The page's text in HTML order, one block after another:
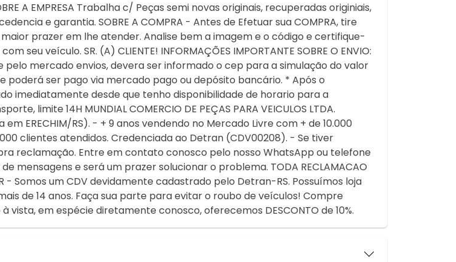
A EMPRESA Trabalha c/ Peças semi novas originais, recuperadas originiais,
e garantia. SOBRE A COMPRA - Antes de Efetuar sua COMPRA, tire
prazer em lhe atender. Analise bem a imagem e o código e certifique-
veículo. SR. (A) CLIENTE! INFORMAÇÕES IMPORTANTE SOBRE O ENVIO:
mercado envios, devera ser informado o cep para a simulação do valor
ser pago via mercado pago ou depósito bancário. * Após o
imediatamente desde que tenho disponibilidade de horario para a
limite 14H MUNDIAL COMERCIO DE PEÇAS PARA VEICULOS LTDA.
em ERECHIM/RS). - + 9 anos vendendo no Mercado Livre com + de 10.000
clientes atendidos. Credenciada ao Detran (CDV00208). - Se tiver
reclamação. Entre em contato conosco pelo nosso WhatsApp ou telefone
mensagens e será um prazer solucionar o problema. TODA RECLAMACAO
- Somos um CDV devidamente cadastrado pelo Detran-RS. Possuímos loja
de 14 anos. Faça sua parte para evitar o roubo de veículos! Compre
em espécie diretamente conosco, oferecemos DESCONTO de 10%.